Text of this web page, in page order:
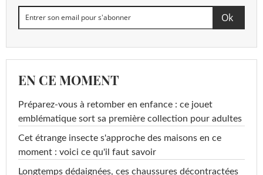
EN CE MOMENT
Préparez-vous à retomber en enfance : ce jouet
emblématique sort sa première collection pour adultes
Cet étrange insecte s'approche des maisons en ce
moment : voici ce qu'il faut savoir
Longtemps dédaignées, ces chaussures décontractées